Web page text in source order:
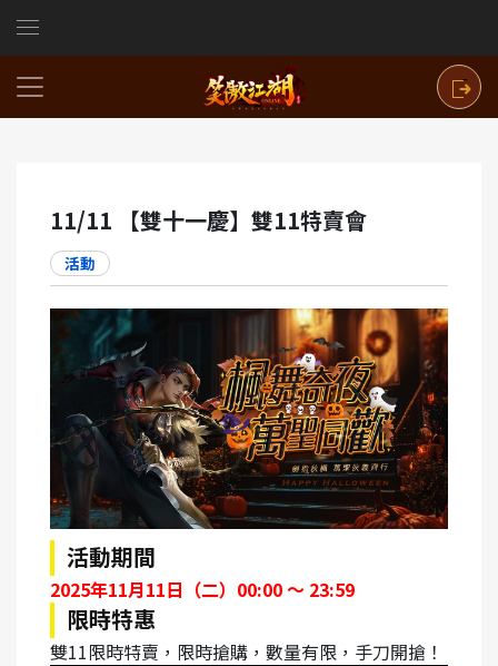
11/11 【雙十一慶】雙11特賣會
活動
活動期間
2025年11月11日（二）00:00 ～ 23:59
限時特惠
雙11限時特賣，限時搶購，數量有限，手刀開搶！